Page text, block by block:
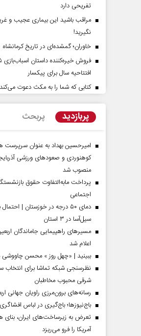
تفریحی دارد
مراقب باشید این بیماری عجیب و
نگیرید!
خاوران؛ گمشده‌ای در تاریخ کرمانشاه
افتتاحیه سال برای پیکسار
کتابی که شما را به مکث دعوت می‌کند
پربازدید پربحث
امیرحسین بهداد به عنوان سرپرست
کوهنوردی و صعودهای ورزشی
منصوب شد
پرداخت مابه‌التفاوت حقوق
اجتماعی
دمای ۵۰ درجه در خوزستان |
سیل‌آسا در ۳ استان
مسیر‌های راهپیمایی جاماندگان
اعلام شد
ببینید | «چهل روز » محسن
نظرسنجی شبکه تماشا برای انتخاب
شرقی محبوب مخاطبان
رسانه‌های برون‌مرزی راویان جهانی
باج‌نیوزها؛ باج‌گیری در لباس افشاگری
تعرض به زیرساخت‌های ایران، بنای
آمریکا را فرو می‌ریزد
راوی حقیقتِ آرامش‌ بخش
دکتر
رسانه ملی
صفحات